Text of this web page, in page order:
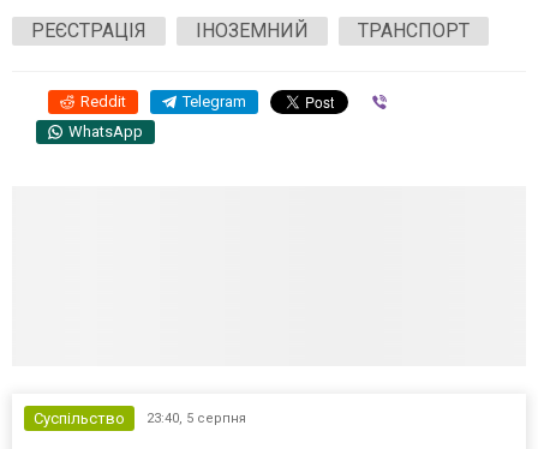
РЕЄСТРАЦІЯ
ІНОЗЕМНИЙ ТРАНСПОРТ
Reddit Telegram
WhatsApp
Суспільство 23:40, 5 серпня